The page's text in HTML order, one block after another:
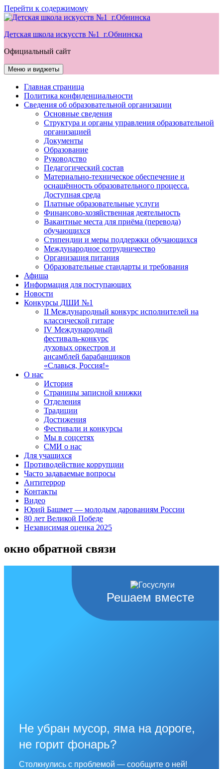
Перейти к содержимому
Детская школа искусств №1 г.Обнинска
Официальный сайт
Меню и виджеты
Главная страница
Политика конфиденциальности
Сведения об образовательной организации
Основные сведения
Структура и органы управления образовательной
организацией
Документы
Образование
Руководство
Педагогический состав
Материально-техническое обеспечение и
оснащённость образовательного процесса.
Доступная среда
Платные образовательные услуги
Финансово-хозяйственная деятельность
Вакантные места для приёма (перевода)
обучающихся
Стипендии и меры поддержки обучающихся
Международное сотрудничество
Организация питания
Образовательные стандарты и требования
Афиша
Информация для поступающих
Новости
Конкурсы ДШИ №1
II Международный конкурс исполнителей на
классической гитаре
IV Международный
фестиваль-конкурс
духовых оркестров и
ансамблей барабанщиков
«Славься, Россия!»
О нас
История
Страницы записной книжки
Отделения
Традиции
Достижения
Фестивали и конкурсы
Мы в соцсетях
СМИ о нас
Для учащихся
Противодействие коррупции
Часто задаваемые вопросы
Антитеррор
Контакты
Видео
Юрий Башмет — молодым дарованиям России
80 лет Великой Победе
Независимая оценка 2025
окно обратной связи
Решаем вместе
Не убран мусор, яма на дороге,
не горит фонарь?
Столкнулись с проблемой — сообщите о ней!